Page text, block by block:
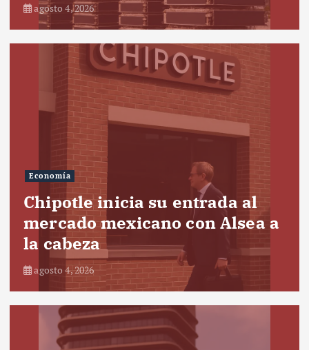
agosto 4, 2026
Economía
Chipotle inicia su entrada al
mercado mexicano con Alsea a
la cabeza
agosto 4, 2026